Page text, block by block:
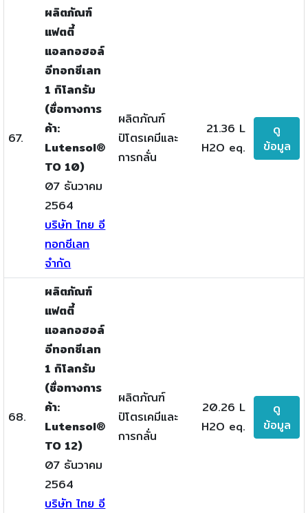
67.
ผลิตภัณฑ์
แฟตตี้
แอลกอฮอล์
อีทอกซีเลท
1 กิโลกรัม
(ชื่อทางการ
ค้า:
Lutensol®
TO 10)
07 ธันวาคม
2564
บริษัท ไทย อี
ทอกซีเลท
จำกัด
ผลิตภัณฑ์
ปิโตรเคมีและ
การกลั่น
21.36 L
H2O eq.
ดู
ข้อมูล
68.
ผลิตภัณฑ์
แฟตตี้
แอลกอฮอล์
อีทอกซีเลท
1 กิโลกรัม
(ชื่อทางการ
ค้า:
Lutensol®
TO 12)
07 ธันวาคม
2564
บริษัท ไทย อี
ผลิตภัณฑ์
ปิโตรเคมีและ
การกลั่น
20.26 L
H2O eq.
ดู
ข้อมูล